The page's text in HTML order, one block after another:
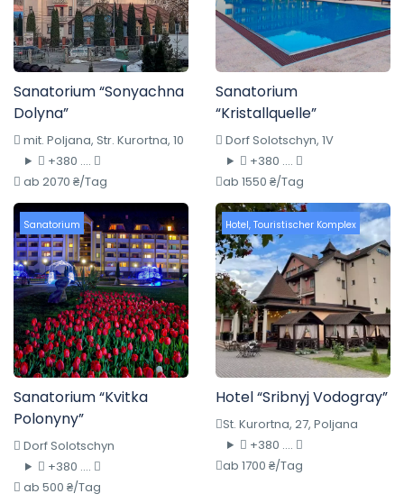
Sanatorium “Sonyachna
Dolyna”
mit. Poljana, Str. Kurortna, 10
+380 ....
ab 2070 ₴/Tag
Sanatorium
“Kristallquelle”
Dorf Solotschyn, 1V
+380 ....
ab 1550 ₴/Tag
Sanatorium
Sanatorium “Kvitka
Polonyny”
Dorf Solotschyn
+380 ....
ab 500 ₴/Tag
Hotel, Touristischer Komplex
Hotel “Sribnyj Vodogray”
St. Kurortna, 27, Poljana
+380 ....
ab 1700 ₴/Tag